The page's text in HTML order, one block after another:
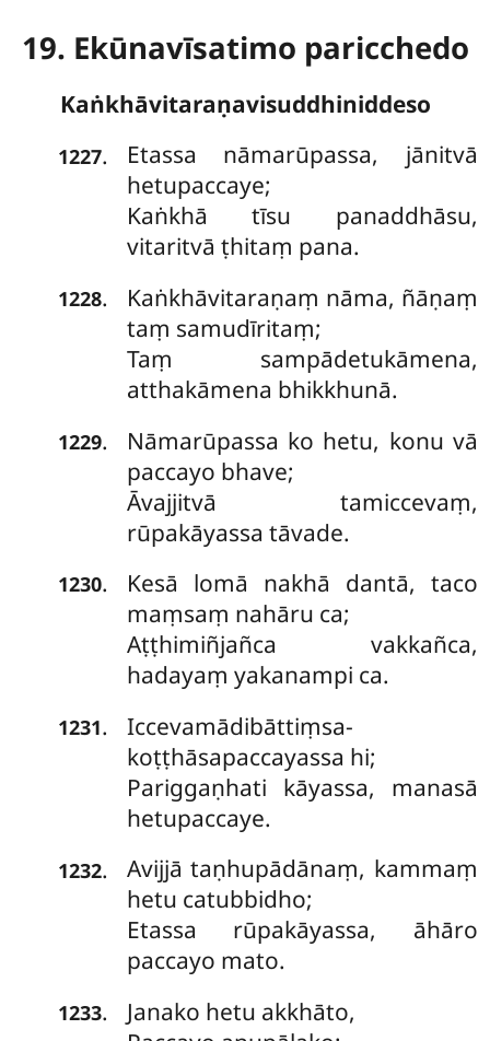
19. Ekūnavīsatimo paricchedo
Kaṅkhāvitaraṇavisuddhiniddeso
1227. Etassa nāmarūpassa, jānitvā
hetupaccaye;
Kaṅkhā tīsu panaddhāsu,
vitaritvā ṭhitaṃ pana.
1228.
Kaṅkhāvitaraṇaṃ nāma, ñāṇaṃ
taṃ samudīritaṃ;
Taṃ sampādetukāmena,
atthakāmena bhikkhunā.
1229.
Nāmarūpassa ko hetu, konu vā
paccayo bhave;
Āvajjitvā tamiccevaṃ,
rūpakāyassa tāvade.
1230.
Kesā lomā nakhā dantā, taco
maṃsaṃ nahāru ca;
Aṭṭhimiñjañca vakkañca,
hadayaṃ yakanampi ca.
1231.
Iccevamādibāttiṃsa-
koṭṭhāsapaccayassa hi;
Pariggaṇhati kāyassa, manasā
hetupaccaye.
1232. Avijjātaṇhupādānaṃ, kammaṃ
hetu catubbidho;
Etassa rūpakāyassa, āhāro
paccayo mato.
1233.
Janako hetu akkhāto,